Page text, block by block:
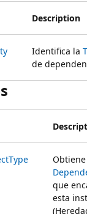
Description
Identifica la
de
que
esta